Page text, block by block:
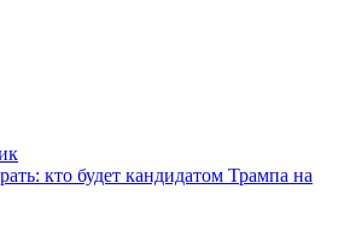
кто будет кандидатом Трампа на